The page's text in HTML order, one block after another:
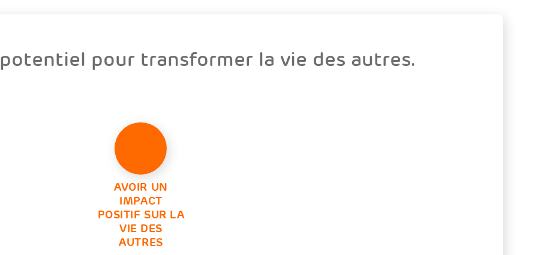
pour transformer la vie des autres.
AVOIR UN
IMPACT
POSITIF SUR LA
VIE DES
AUTRES